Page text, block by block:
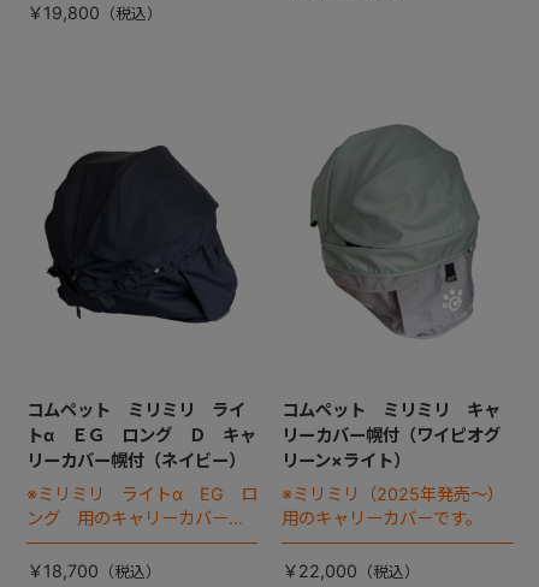
￥19,800
コムペット ミリミリ ライ
トα ＥＧ ロング Ｄ キャ
リーカバー幌付（ネイビー）
※ミリミリ ライトα EG ロ
ング 用のキャリーカバーで
す。
￥18,700
コムペット ミリミリ キャ
リーカバー幌付（ワイピオグ
リーン×ライト）
※ミリミリ（2025年発売～）
用のキャリーカバーです。
￥22,000